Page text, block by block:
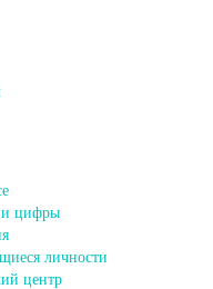
цифры
личности
центр